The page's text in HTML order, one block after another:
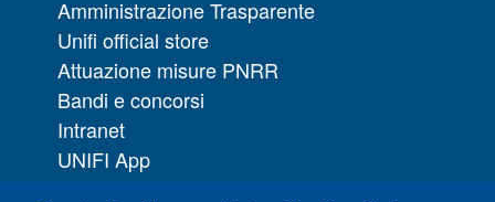
Amministrazione Trasparente
Unifi official store
Attuazione misure PNRR
Bandi e concorsi
Intranet
UNIFI App